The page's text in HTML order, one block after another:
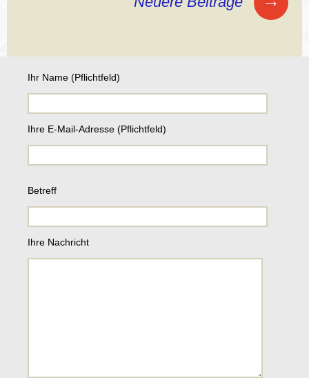
Ihr Name (Pflichtfeld)
Ihre E-Mail-Adresse (Pflichtfeld)
i
t
t
e
Betreff
Ihre Nachricht